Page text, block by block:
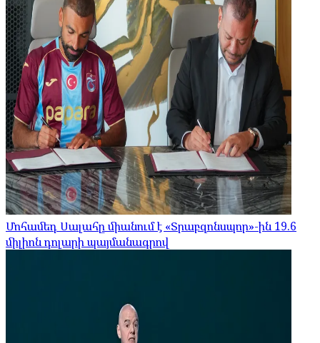
Մոհամեդ Սալահը միանում է «Տրաբզոնսպոր»-ին 19.6
միլիոն դոլարի պայմանագրով